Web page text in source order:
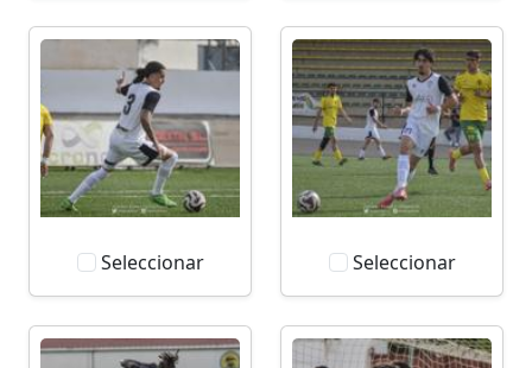
Seleccionar Seleccionar